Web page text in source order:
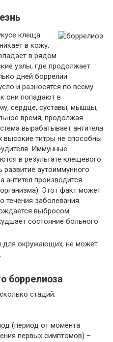
клеща.
в кожу,
в рядом
узлы, где продолжает
дней боррелии
и разносятся по всему
они попадают в
сердце, суставы, мышцы,
время, продолжая
вырабатывает антитела
высокие титры не способны
Иммунные
в результате клещевого
развитие аутоиммунного
антител производится
Этот факт может
течения заболевания.
выбросом
состояние больного.
для окружающих, не может
боррелиоза
стадий:
(период от момента
первых симптомов) –